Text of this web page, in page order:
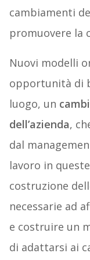
cambiamenti
promuovere la
Nuovi modelli
opportunità di
luogo, un
dell’azienda,
dal
lavoro in
costruzione
necessarie ad
e costruire un
di adattarsi ai